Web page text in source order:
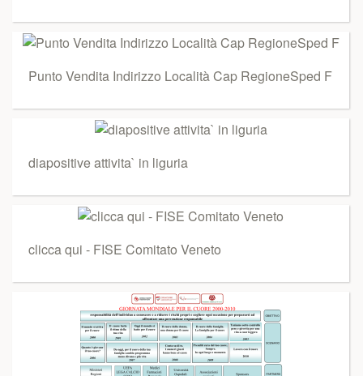
Punto Vendita Indirizzo Località Cap RegioneSped F
diapositive attivita` in liguria
clicca qui - FISE Comitato Veneto